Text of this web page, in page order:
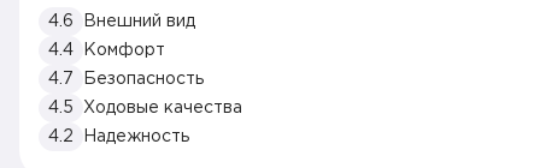
4.6
Внешний вид
4.4
Комфорт
4.7
Безопасность
4.5
Ходовые качества
4.2
Надежность